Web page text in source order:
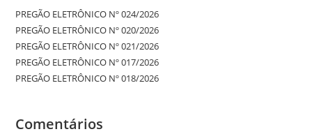
PREGÃO ELETRÔNICO Nº 024/2026
PREGÃO ELETRÔNICO Nº 020/2026
PREGÃO ELETRÔNICO Nº 021/2026
PREGÃO ELETRÔNICO Nº 017/2026
PREGÃO ELETRÔNICO Nº 018/2026
Comentários